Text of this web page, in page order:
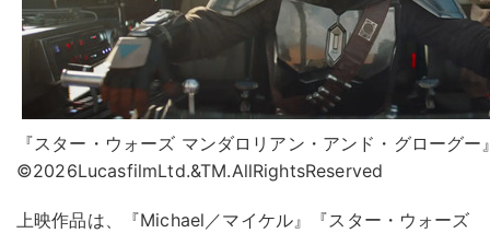
『スター・ウォーズ マンダロリアン・アンド・グローグ
©2026LucasfilmLtd.&TM.AllRightsReserved
上映作品は、『Michael／マイケル』『スター・ウォーズ